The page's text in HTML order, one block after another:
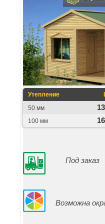
Утепление
50 мм
100 мм
Под заказ
Возможна